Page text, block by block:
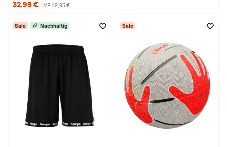
32,99 € UVP 49,95 €
Sale Nachhaltig Sale